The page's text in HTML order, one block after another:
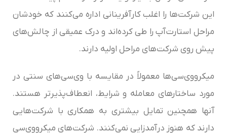
این شرکت‌ها را اغلب کارآفرینانی اداره می‌کنند که خودشان
مراحل استارت‌آپ را طی کرده‌اند و درک عمیقی از چالش‌های
پیش روی شرکت‌های مراحل اولیه دارند.
میکرو‌وی‌سی‌‌ها معمولاً در مقایسه با وی‌سی‌های سنتی در
مورد ساختارهای معامله و شرایط، انعطاف‌پذیرتر هستند.
آنها همچنین تمایل بیشتری به همکاری با شرکت‌هایی
دارند که هنوز درآمدزایی نمی‌کنند. شرکت‌های میکرو‌وی‌سی‌‌